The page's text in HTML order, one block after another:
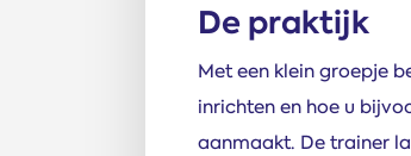
De praktijk
Met een klein groepje
inrichten en hoe u
aanmaakt. De trainer